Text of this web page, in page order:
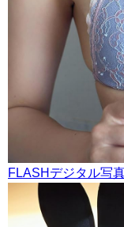
FLASHデジタル